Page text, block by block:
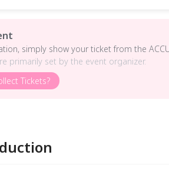
simply show your ticket from the
primarily set by the event organizer.
Tickets?